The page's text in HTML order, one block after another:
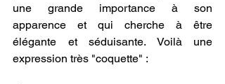
une grande importance à son
apparence et qui cherche à être
élégante et séduisante. Voilà une
expression très "coquette" :